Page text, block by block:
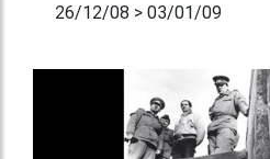
26/12/08 > 03/01/09